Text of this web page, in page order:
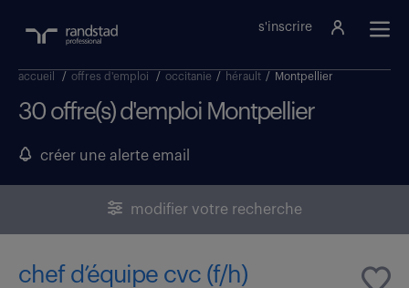
s'inscrire
accueil / offres d'emploi / occitanie / hérault / Montpellier
30 offre(s) d'emploi Montpellier
créer une alerte email
modifier votre recherche
chef d’équipe cvc (f/h)